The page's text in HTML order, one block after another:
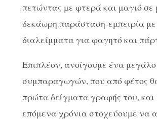
πετώντας με φτερά και μαγιό σε
δεκάωρη παράσταση-εμπειρία με
διαλείμματα για φαγητό και
Επιπλέον, ανοίγουμε ένα
συμπαραγωγών, που από φέτος
πρώτα δείγματα γραφής του,
επόμενα χρόνια στοχεύουμε να